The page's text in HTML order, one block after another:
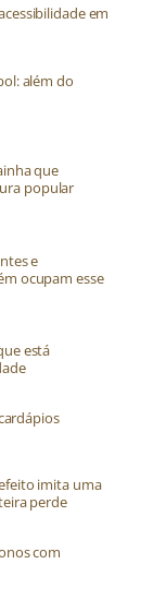
em
além do
que
popular
e
ocupam esse
está
imita uma
perde
com